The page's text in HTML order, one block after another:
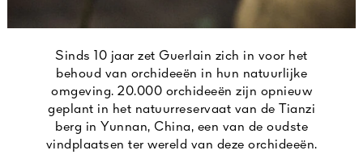
Sinds 10 jaar zet Guerlain zich in voor het
behoud van orchideeën in hun natuurlijke
omgeving. 20.000 orchideeën zijn opnieuw
geplant in het natuurreservaat van de Tianzi
berg in Yunnan, China, een van de oudste
vindplaatsen ter wereld van deze orchideeën.